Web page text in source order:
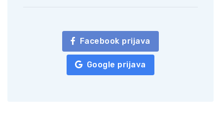
Facebook prijava
Google prijava